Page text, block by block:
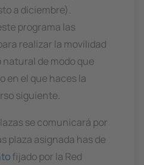
a diciembre).
programa las
realizar la movilidad
de modo que
en el que haces la
siguiente.
se comunicará por
plaza asignada has de
fijado por la Red